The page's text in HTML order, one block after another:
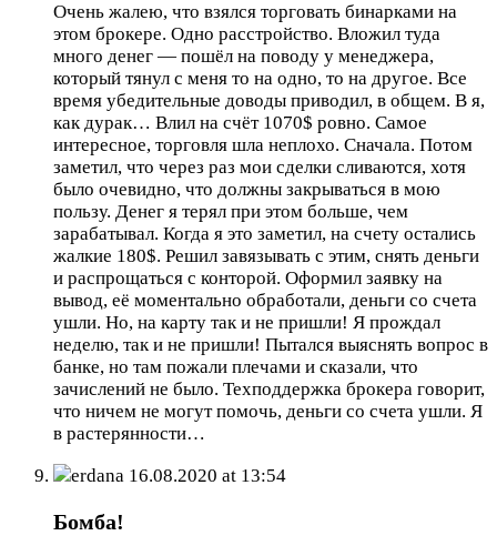
Очень жалею, что взялся торговать бинарками на
этом брокере. Одно расстройство. Вложил туда
много денег — пошёл на поводу у менеджера,
который тянул с меня то на одно, то на другое. Все
время убедительные доводы приводил, в общем. В я,
как дурак… Влил на счёт 1070$ ровно. Самое
интересное, торговля шла неплохо. Сначала. Потом
заметил, что через раз мои сделки сливаются, хотя
было очевидно, что должны закрываться в мою
пользу. Денег я терял при этом больше, чем
зарабатывал. Когда я это заметил, на счету остались
жалкие 180$. Решил завязывать с этим, снять деньги
и распрощаться с конторой. Оформил заявку на
вывод, её моментально обработали, деньги со счета
ушли. Но, на карту так и не пришли! Я прождал
неделю, так и не пришли! Пытался выяснять вопрос в
банке, но там пожали плечами и сказали, что
зачислений не было. Техподдержка брокера говорит,
что ничем не могут помочь, деньги со счета ушли. Я
в растерянности…
erdana 16.08.2020 at 13:54
Бомба!